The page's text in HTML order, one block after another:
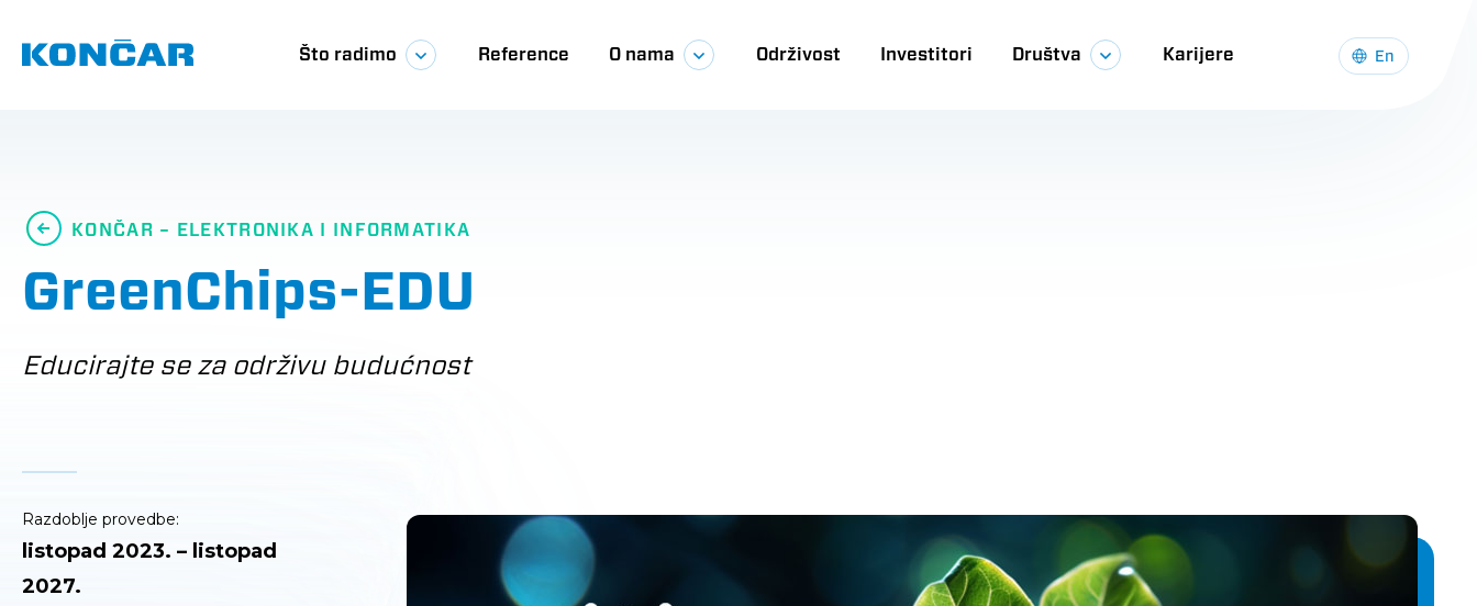
glavni
sadržaj
Glavna
Što radimo Reference O nama Održivost Investitori Društva Karijere En
KONČAR – ELEKTRONIKA I INFORMATIKA
GreenChips-EDU
Educirajte se za održivu budućnost
Razdoblje provedbe:
listopad 2023. – listopad
2027.